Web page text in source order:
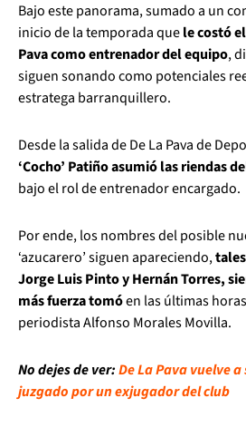
Bajo este panorama, sumado a un
inicio de la temporada quele costó
Pava como entrenador del equipo,
siguen sonando como potenciales
estratega barranquillero.
Desde la salida de De La Pava de
‘Cocho’ Patiño asumió las riendas
bajo el rol de entrenador encargado.
Por ende, los nombres del posible
‘azucarero’ siguen apareciendo,
Jorge Luis Pinto y Hernán Torres,
más fuerza tomóen las últimas
periodista Alfonso Morales Movilla.
No dejes de ver:De La Pava vuelve
juzgado por un exjugador del club